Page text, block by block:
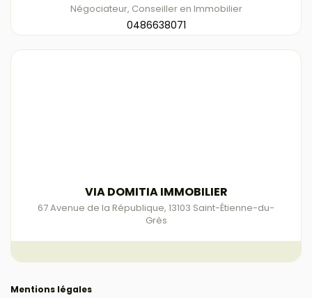
Négociateur, Conseiller en Immobilier
0486638071
VIA DOMITIA IMMOBILIER
67 Avenue de la République, 13103 Saint-Étienne-du-
Grès
Mentions légales